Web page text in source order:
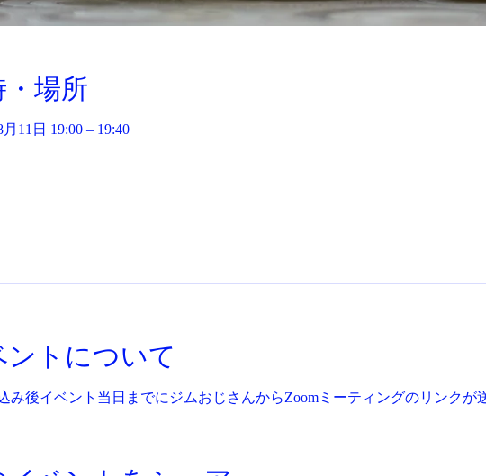
・場所
月11日 19:00 – 19:40
ントについて
み後イベント当日までにジムおじさんからZoomミーティングのリンクが